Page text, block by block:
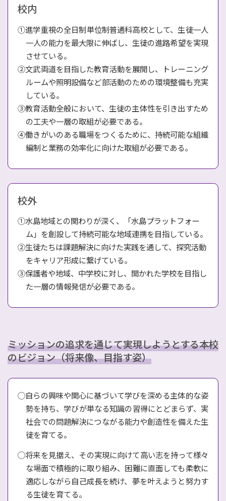
校内
①進学重視の全日制単位制普通科高校として、生徒一人
一人の能力を最大限に伸ばし、生徒の進路希望を実現
させている。
②文武両道を目指した教育活動を展開し、トレーニング
ルームや照明設備など部活動のための環境整備も充実
している。
③教育活動全般において、生徒の主体性を引き出すため
の工夫や一層の取組が必要である。
④働きがいのある職場をつくるために、持続可能な組織
編制と業務の効率化に向けた取組が必要である。
校外
①水島地域との関わりが深く、「水島プラットフォー
ム」を創設して持続可能な地域連携を目指している。
②生徒たちは課題解決に向けた実践を通して、探究活動
をキャリア形成に繋げている。
③保護者や地域、中学校に対し、開かれた学校を目指し
た一層の情報発信が必要である。
ミッションの追求を通じて実現しようとする本校
のビジョン（将来像、目指す姿）
◯自らの興味や関心に基づいて学びを深める主体的な姿
勢を持ち、学びが単なる知識の習得にとどまらず、実
社会での問題解決につながる能力や創造性を備えた生
徒を育てる。
◯将来を見据え、その実現に向けて高い志を持って様々
な場面で積極的に取り組み、困難に直面しても柔軟に
適応しながら自己成長を続け、夢を叶えようと努力す
る生徒を育てる。